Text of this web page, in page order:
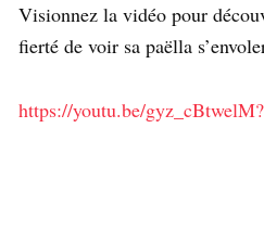
Visionnez la vidéo pour
fierté de voir sa paëlla
https://youtu.be/